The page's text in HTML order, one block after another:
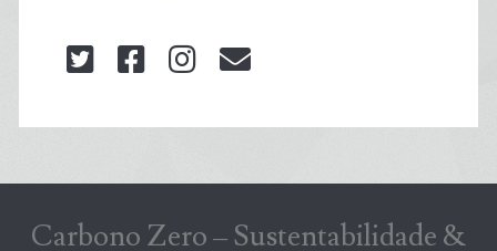
twitterfacebookinstagram
Carbono Zero – Sustentabilidade &